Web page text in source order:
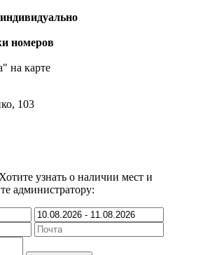
номеров
на карте
103
узнать о наличии мест и
администратору: